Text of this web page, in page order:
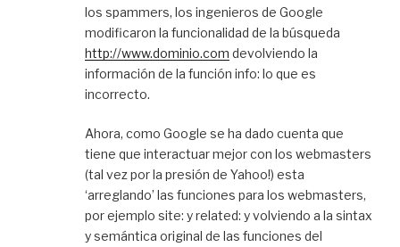
los spammers, los ingenieros de Google
modificaron la funcionalidad de la búsqueda
http://www.dominio.com devolviendo la
información de la función info: lo que es
incorrecto.
Ahora, como Google se ha dado cuenta que
tiene que interactuar mejor con los webmasters
(tal vez por la presión de Yahoo!) esta
‘arreglando’ las funciones para los webmasters,
por ejemplo site: y related: y volviendo a la sintax
y semántica original de las funciones del